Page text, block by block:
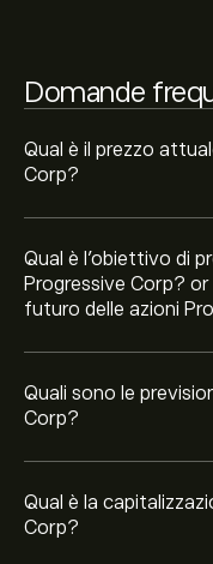
Domande
Qual è il prezzo
Corp?
Qual è l'obiettivo di
Progressive Corp?
futuro delle azioni
Quali sono le
Corp?
Qual è la
Corp?
negli ultimi 3 mesi, il
Moderato.